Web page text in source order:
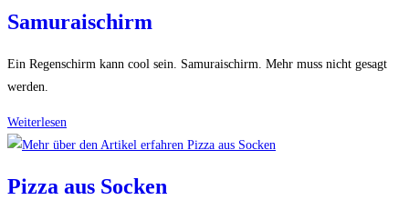
aus-
einzuklappen
Samuraischirm
Ein Regenschirm kann cool sein. Samuraischirm. Mehr muss nicht gesagt
werden.
Weiterlesen
Pizza aus Socken